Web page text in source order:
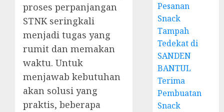
proses perpanjangan
STNK seringkali
menjadi tugas yang
rumit dan memakan
waktu. Untuk
menjawab kebutuhan
akan solusi yang
praktis, beberapa
Pesanan
Snack
Tampah
Tedekat di
SANDEN
BANTUL
Terima
Pembuatan
Snack